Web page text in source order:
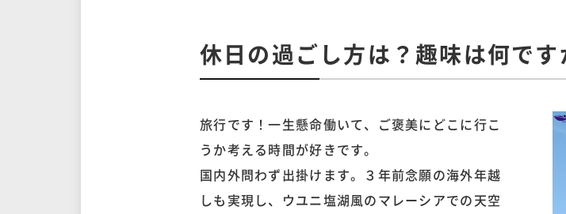
休日の過ごし方は？趣味は何です
旅行です！一生懸命働いて、ご褒美にどこに行こ
うか考える時間が好きです。
国内外問わず出掛けます。３年前念願の海外年越
しも実現し、ウユニ塩湖風のマレーシアでの天空